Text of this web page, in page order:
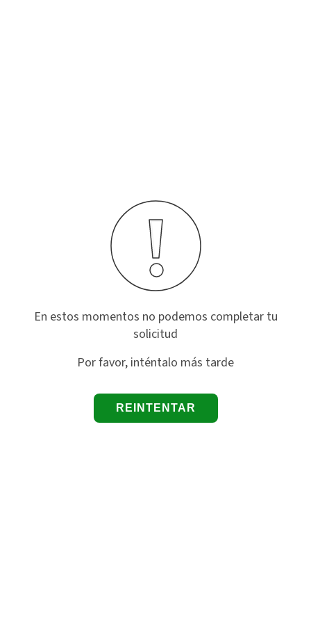
En estos momentos no podemos completar tu
solicitud
Por favor, inténtalo más tarde
REINTENTAR